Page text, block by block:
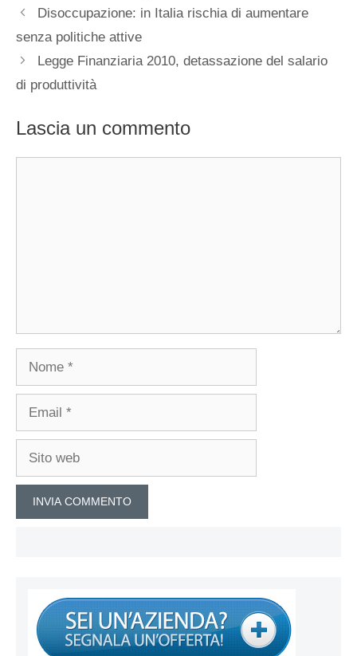
Disoccupazione: in Italia rischia di aumentare
senza politiche attive
Legge Finanziaria 2010, detassazione del salario
di produttività
Lascia un commento
Nome
Email
Sito